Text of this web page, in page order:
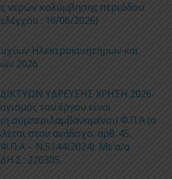
νερών κολύμβησης περιόδου
: 16/06/2026)
Ηλεκτροκινητήρων και
2026
ΔΙΚΤΥΩΝ ΥΔΡΕΥΣΗΣ ΧΡΗΣΗ 2026-
του έργου είναι
συμπεριλαμβανομένου Φ.Π.Α (ο
στον ανάδοχο, αρθ. 45,
– Ν.5144/2024). Με α/α
220305.